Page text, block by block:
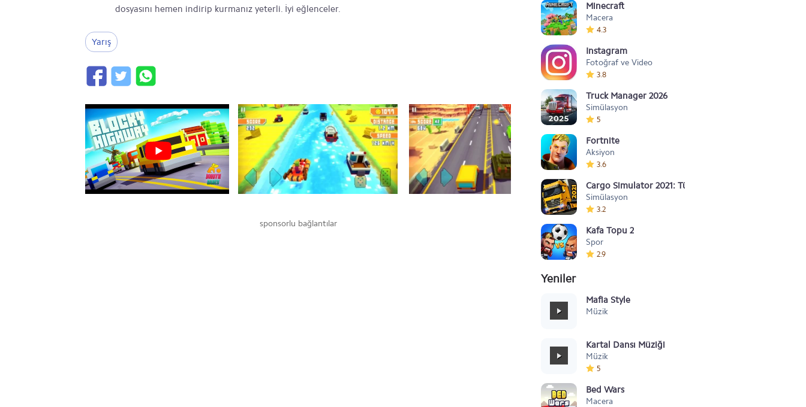
dosyasını hemen indirip kurmanız yeterli. İyi eğlenceler.
Yarış
sponsorlu bağlantılar
Minecraft
Macera
4.3
Instagram
Fotoğraf ve Video
3.8
Truck Manager 2026
Simülasyon
5
Fortnite
Aksiyon
3.6
Cargo Simulator 2021: Türkiye
Simülasyon
3.2
Kafa Topu 2
Spor
2.9
Yeniler
Mafia Style
Müzik
Kartal Dansı Müziği
Müzik
5
Bed Wars
Macera